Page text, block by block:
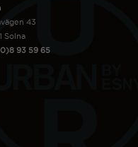
43
Solna
93 59 65
Nödvändiga